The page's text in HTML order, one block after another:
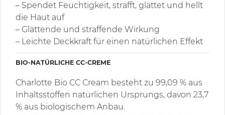
– Spendet Feuchtigkeit, strafft, glättet und hellt
die Haut auf
– Glättende und straffende Wirkung
– Leichte Deckkraft für einen natürlichen Effekt
BIO-NATÜRLICHE CC-CREME
Charlotte Bio CC Cream besteht zu 99,09 % aus
Inhaltsstoffen natürlichen Ursprungs, davon 23,7
% aus biologischem Anbau.